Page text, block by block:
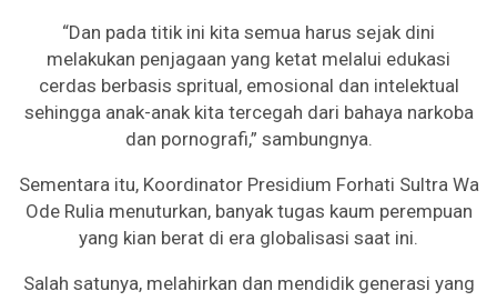
“Dan pada titik ini kita semua harus sejak dini
melakukan penjagaan yang ketat melalui edukasi
cerdas berbasis spritual, emosional dan intelektual
sehingga anak-anak kita tercegah dari bahaya narkoba
dan pornografi,” sambungnya.
Sementara itu, Koordinator Presidium Forhati Sultra Wa
Ode Rulia menuturkan, banyak tugas kaum perempuan
yang kian berat di era globalisasi saat ini.
Salah satunya, melahirkan dan mendidik generasi yang